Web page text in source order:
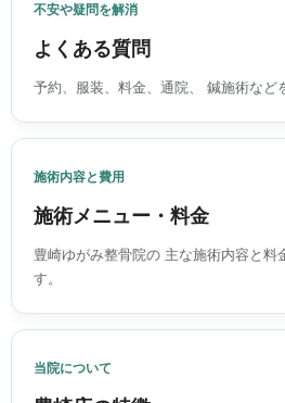
不安や疑問を解消
よくある質問
予約、服装、料金、通院、 鍼施術など
施術内容と費用
施術メニュー・料金
豊崎ゆがみ整骨院の 主な施術内容と料
す。
当院について